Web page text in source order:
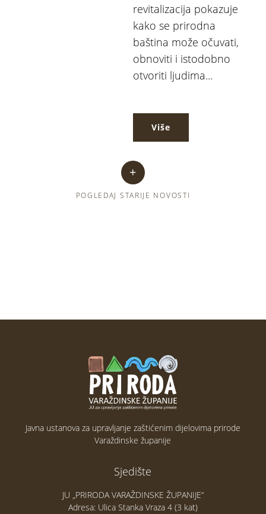
revitalizacija pokazuje
kako se prirodna
baština može očuvati,
obnoviti i istodobno
otvoriti ljudima...
Više
POGLEDAJ STARIJE NOVOSTI
Javna ustanova za upravljanje zaštićenim dijelovima prirode
Varaždinske županije
Sjedište
JU „PRIRODA VARAŽDINSKE ŽUPANIJE“
Adresa: Ulica Stanka Vraza 4 (3 kat)